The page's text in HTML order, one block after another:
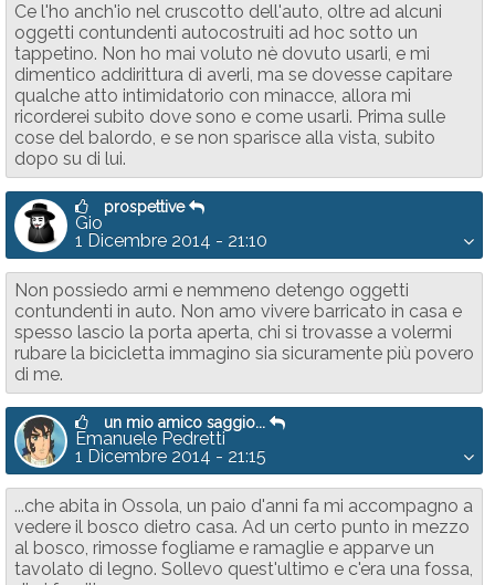
Ce l'ho anch'io nel cruscotto dell'auto, oltre ad alcuni
oggetti contundenti autocostruiti ad hoc sotto un
tappetino. Non ho mai voluto nè dovuto usarli, e mi
dimentico addirittura di averli, ma se dovesse capitare
qualche atto intimidatorio con minacce, allora mi
ricorderei subito dove sono e come usarli. Prima sulle
cose del balordo, e se non sparisce alla vista, subito
dopo su di lui.
prospettive
Gio
1 Dicembre 2014 - 21:10
Non possiedo armi e nemmeno detengo oggetti
contundenti in auto. Non amo vivere barricato in casa e
spesso lascio la porta aperta, chi si trovasse a volermi
rubare la bicicletta immagino sia sicuramente più povero
di me.
un mio amico saggio...
Emanuele Pedretti
1 Dicembre 2014 - 21:15
...che abita in Ossola, un paio d'anni fa mi accompagno a
vedere il bosco dietro casa. Ad un certo punto in mezzo
al bosco, rimosse fogliame e ramaglie e apparve un
tavolato di legno. Sollevo quest'ultimo e c'era una fossa,